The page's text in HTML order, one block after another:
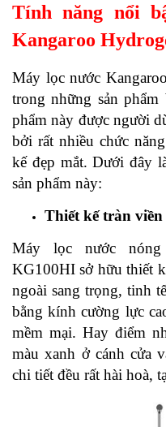
Tính năng nổi
Kangaroo
Máy lọc nước
trong những sản phẩm
phẩm này được người
bởi rất nhiều chức
kế đẹp mắt. Dưới đây
sản phẩm này:
Thiết kế tràn viền
Máy lọc nước nóng
KG100HI sở hữu thiết
ngoài sang trọng, tinh
bằng kính cường lực
mềm mại. Hay điểm
màu xanh ở cánh cửa
chi tiết đều rất hài hoà,